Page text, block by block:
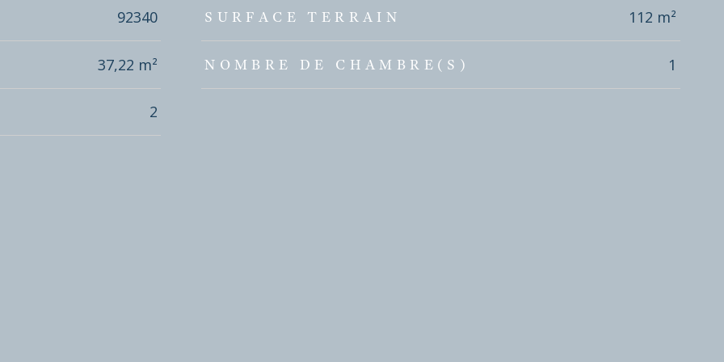
92340 SURFACE TERRAIN 112 m²
37,22 m² NOMBRE DE CHAMBRE(S) 1
2